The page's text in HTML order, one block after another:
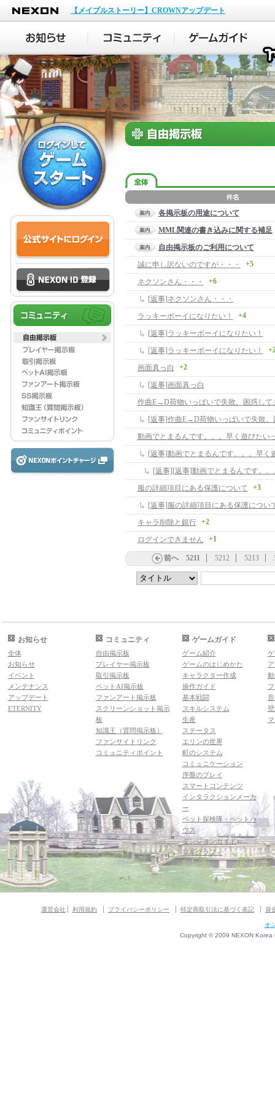
NEXON
【メイプルストーリー】CROWNアップデート
各掲示板の用途について
MML関連の書き込みに関する補足
自由掲示板のご利用について
誠に申し訳ないのですが・・・
+5
ネクソンさん・・・ +6
[返事]ネクソンさん・・・
ラッキーボーイになりたい！
+4
[返事]ラッキーボーイになりたい！
[返事]ラッキーボーイになりたい！
画面真っ白 +2
[返事]画面真っ白
作曲E→D荷物いっぱいで失敗。困惑して
[返事]作曲E→D荷物いっぱいで失敗。
動画でとまるんです。。。早く遊びたい
[返事]動画でとまるんです。。。早く
服の詳細項目にある保護について +3
[返事]服の詳細項目にある保護につい
キャラ削除と銀行
+2
ログインできません +1
前へ 5211 5212 5213
お知らせ
全体
お知らせ
イベント
メンテナンス
アップデート
ETERNITY
コミュニティ
自由掲示板
プレイヤー掲示板
取引掲示板
ペットAI掲示板
ファンアート掲示板
スクリーンショット掲示
板
知識王（質問掲示板）
ファンサイトリンク
コミュニティポイント
ゲームガイド
ゲーム紹介
ゲームのはじめかた
キャラクター作成
操作ガイド
基本戦闘
スキルシステム
生産
ステータス
エリンの世界
町のシステム
コミュニケーション
序盤のプレイ
スマートコンテンツ
インタラクションメーカ
ー
ペット探検隊・ペットハ
ウス
ダンジョンガイド
マギグラフィ
運営会社 利用規約 プライバシーポリシー 特定商取引法に基づく表記 資
オ
Copyright © 2009 NEXON Korea